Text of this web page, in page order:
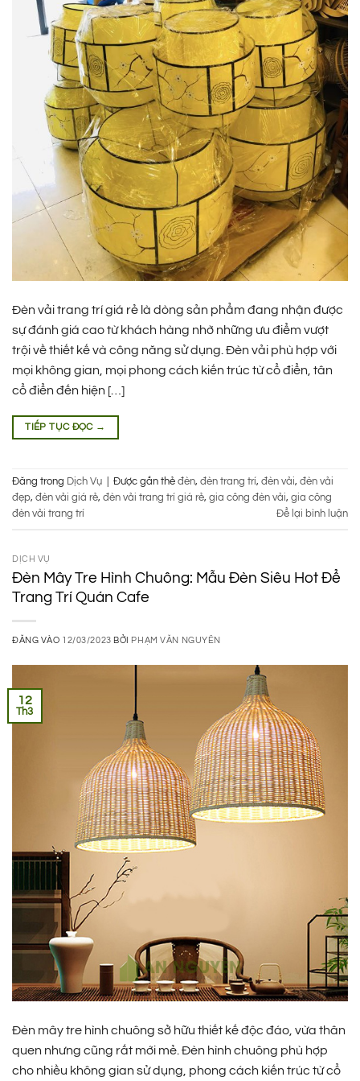
Đèn vải trang trí giá rẻ là dòng sản phẩm đang nhận được
sự đánh giá cao từ khách hàng nhờ những ưu điểm vượt
trội về thiết kế và công năng sử dụng. Đèn vải phù hợp với
mọi không gian, mọi phong cách kiến trúc từ cổ điển, tân
cổ điển đến hiện […]
TIẾP TỤC ĐỌC →
Đăng trong Dịch Vụ Được gắn thẻ đèn, đèn trang trí, đèn vải, đèn vải
đẹp, đèn vải giá rẻ, đèn vải trang trí giá rẻ, gia công đèn vải, gia công
đèn vải trang trí
Để lại bình luận
DỊCH VỤ
Đèn Mây Tre Hình Chuông: Mẫu Đèn Siêu Hot Để
Trang Trí Quán Cafe
ĐĂNG VÀO 12/03/2023 BỞI PHẠM VĂN NGUYÊN
12
Th3
Đèn mây tre hình chuông sở hữu thiết kế độc đáo, vừa thân
quen nhưng cũng rất mới mẻ. Đèn hình chuông phù hợp
cho nhiều không gian sử dụng, phong cách kiến trúc từ cổ